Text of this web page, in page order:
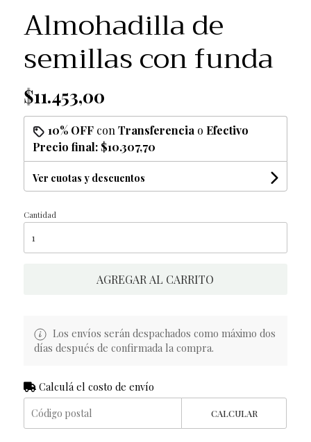
Almohadilla de
semillas con funda
$11.453,00
10% OFFcon Transferencia o Efectivo
Precio final: $10.307,70
Ver cuotas y descuentos
Cantidad
AGREGAR AL CARRITO
Los envíos serán despachados como máximo dos
días después de confirmada la compra.
Calculá el costo de envío
CALCULAR